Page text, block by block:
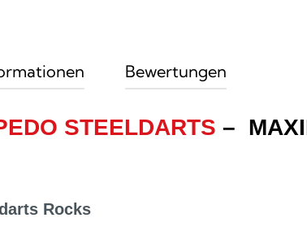
Bewertungen
STEELDARTS –
Rocks